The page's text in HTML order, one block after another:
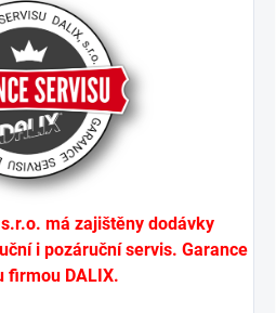
má zajištěny dodávky
i pozáruční servis. Garance
firmou DALIX.